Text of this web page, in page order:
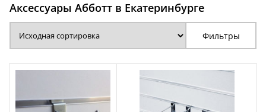
Аксессуары Абботт в Екатеринбурге
Фильтры